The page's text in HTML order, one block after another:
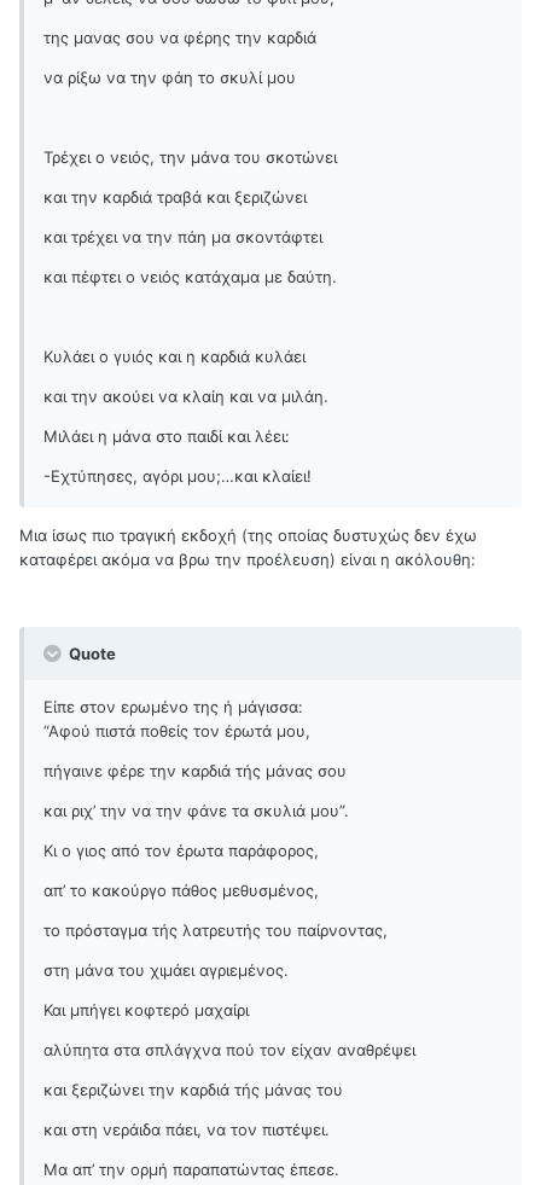
της μανας σου να φέρης την καρδιά
να ρίξω να την φάη το σκυλί μου
Τρέχει ο νειός, την μάνα του σκοτώνει
και την καρδιά τραβά και ξεριζώνει
και τρέχει να την πάη μα σκοντάφτει
και πέφτει ο νειός κατάχαμα με δαύτη.
Κυλάει ο γυιός και η καρδιά κυλάει
και την ακούει να κλαίη και να μιλάη.
Μιλάει η μάνα στο παιδί και λέει:
-Εχτύπησες, αγόρι μου;…και κλαίει!
Μια ίσως πιο τραγική εκδοχή (της οποίας δυστυχώς δεν έχω
καταφέρει ακόμα να βρω την προέλευση) είναι η ακόλουθη:
Quote
Είπε στον ερωμένο της ή μάγισσα:
“Αφού πιστά ποθείς τον έρωτά μου,
πήγαινε φέρε την καρδιά τής μάνας σου
και ριχ’ την να την φάνε τα σκυλιά μου”.
Κι ο γιος από τον έρωτα παράφορος,
απ’ το κακούργο πάθος μεθυσμένος,
το πρόσταγμα τής λατρευτής του παίρνοντας,
στη μάνα του χιμάει αγριεμένος.
Και μπήγει κοφτερό μαχαίρι
αλύπητα στα σπλάγχνα πού τον είχαν αναθρέψει
και ξεριζώνει την καρδιά τής μάνας του
και στη νεράιδα πάει, να τον πιστέψει.
Μα απ’ την ορμή παραπατώντας έπεσε.